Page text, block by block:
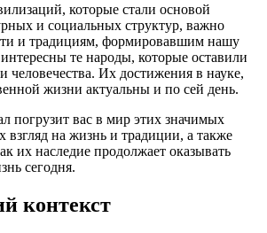
которые стали основой
и социальных структур, важно
и традициям, формировавшим нашу
те народы, которые оставили
человечества. Их достижения в науке,
жизни актуальны и по сей день.
погрузит вас в мир этих значимых
взгляд на жизнь и традиции, а также
их наследие продолжает оказывать
сегодня.
контекст